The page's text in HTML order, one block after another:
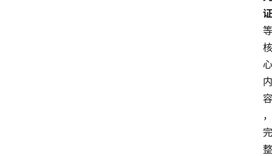
证
等
核
心
内
容
，
完
整